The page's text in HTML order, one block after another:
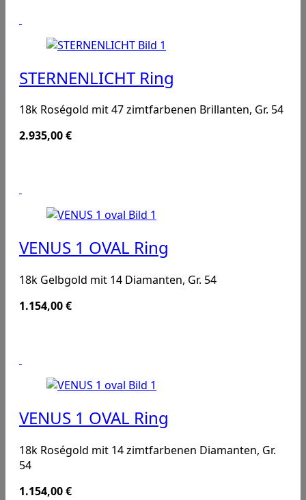
STERNENLICHT Ring
18k Roségold mit 47 zimtfarbenen Brillanten, Gr. 54
2.935,00€
VENUS 1 OVAL Ring
18k Gelbgold mit 14 Diamanten, Gr. 54
1.154,00€
VENUS 1 OVAL Ring
18k Roségold mit 14 zimtfarbenen Diamanten, Gr.
54
1.154,00€